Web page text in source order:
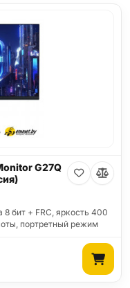
G27Q
8 бит + FRC, яркость 400
портретный режим